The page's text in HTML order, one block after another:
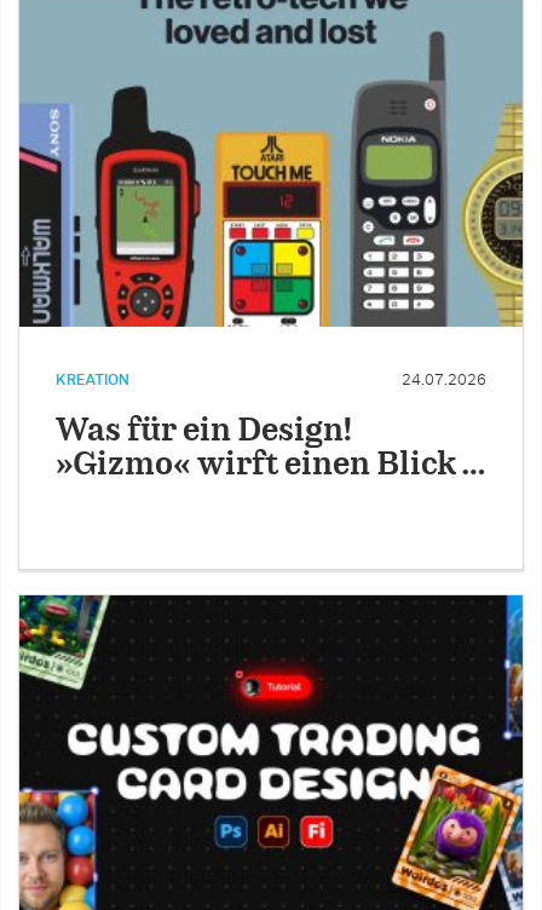
KREATION 24.07.2026
Was für ein Design!
»Gizmo« wirft einen Blick …